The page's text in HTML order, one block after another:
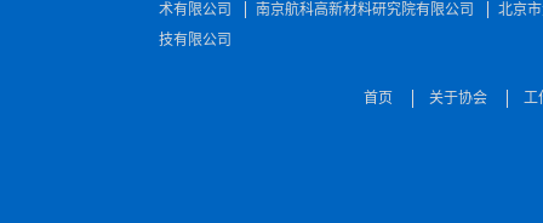
术有限公司
南京航科高新材料研究院有限公司
北京
技有限公司
首页 关于协会 工